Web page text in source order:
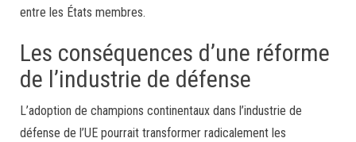
entre les États membres.
Les conséquences d’une réforme
de l’industrie de défense
L’adoption de champions continentaux dans l’industrie de
défense de l’UE pourrait transformer radicalement les